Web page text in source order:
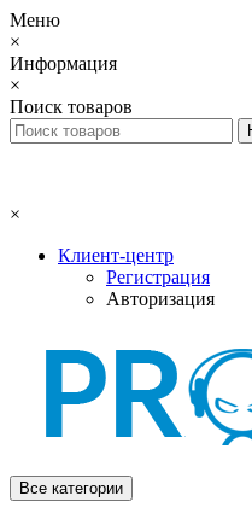
Меню
×
Информация
×
Поиск товаров
×
Клиент-центр
Регистрация
Авторизация
Все категории